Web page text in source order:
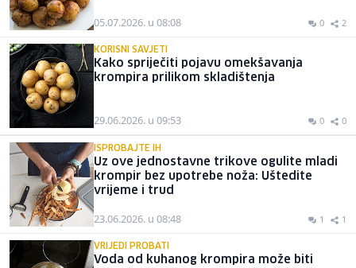
05.07.2026. u 08:08 0 2
KORISNI SAVJETI
Kako spriječiti pojavu omekšavanja
krompira prilikom skladištenja
29.06.2026. u 09:53 0 0
ISPROBAJTE IH
Uz ove jednostavne trikove ogulite mladi
krompir bez upotrebe noža: Uštedite
vrijeme i trud
23.06.2026. u 08:48 1 1
VRIJEDI PROBATI
Voda od kuhanog krompira može biti